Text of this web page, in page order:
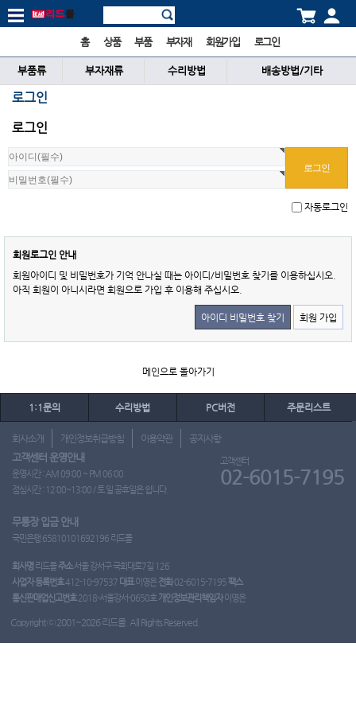
홈 상품 부품 부자재 회원가입 로그인
부품류 부자재류 수리방법 배송방법/기타
로그인
로그인
자동로그인
회원로그인 안내
회원아이디 및 비밀번호가 기억 안나실 때는 아이디/비밀번호 찾기를 이용하십시오.
아직 회원이 아니시라면 회원으로 가입 후 이용해 주십시오.
아이디 비밀번호 찾기 회원 가입
메인으로 돌아가기
1:1문의 수리방법 PC버전 주문리스트
회사소개 개인정보취급방침 이용약관 공지사항
고객센터 운영안내
운영시간 : AM 09:00 ~ PM 06:00
점심시간 : 12:00~13:00 / 토.일.공휴일은 쉽니다.
고객센터
02-6015-7195
무통장 입금 안내
국민은행 65810101692196 리드몰
회사명 리드몰주소서울 강서구 국회대로7길 126
사업자 등록번호412-10-97537 대표이영은 전화02-6015-7195팩스
통신판매업신고번호2018-서울강서-0650호 개인정보관리책임자이영은
Copyright ⓒ 2001~2026 리드몰. All Rights Reserved.